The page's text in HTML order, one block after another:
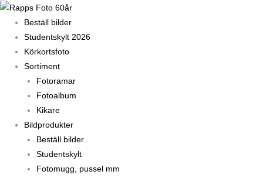
Hoppa
innehåll
Beställ bilder
Studentskylt 2026
Körkortsfoto
Sortiment
Fotoramar
Fotoalbum
Kikare
Bildprodukter
Beställ bilder
Studentskylt
Fotomugg, pussel mm